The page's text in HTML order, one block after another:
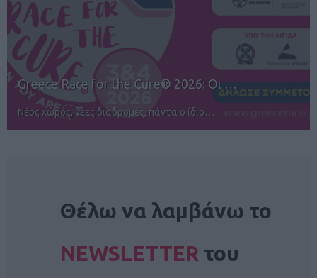
12ος TUI Rhodes Marathon: Άνοιγμα ε…
Αγώνες για όλους στην Ρόδο
Θέλω να λαμβάνω το
NEWSLETTER του